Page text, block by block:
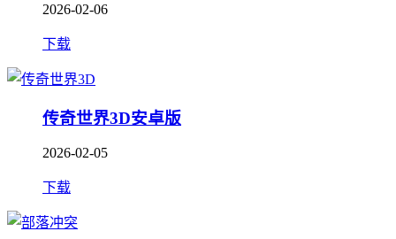
2026-02-06
下载
传奇世界3D安卓版
2026-02-05
下载